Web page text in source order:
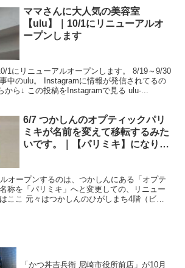
ママさんに大人気の美容室
【ulu】｜10/1にリニューアルオ
ープンします
1にリニューアルオープンします。 8/19～9/30
中のulu。 Instagramに情報が発信されてるの
から↓ この投稿をInstagramで見る ulu-...
6/7 つかしんのオプティックパリ
ミキが名前を変えて移転するみた
いです。｜【パリミキ】になりま
オープンするのは、つかしんにある「オプテ
称を「パリミキ」へと変更しての、リニュー
ここ 元々はつかしんのひがしまち4階（ビレ
「かつ丼吉兵衛 尼崎市役所前店」が10月